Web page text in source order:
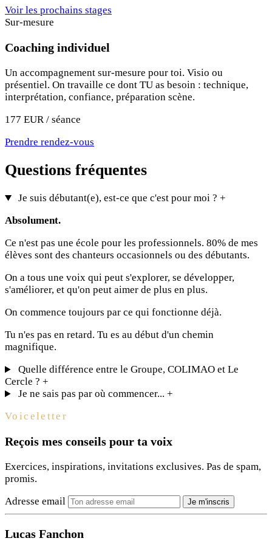
Voir les prochains stages
Sur-mesure
Coaching individuel
Un accompagnement sur-mesure pour toi. Visio ou
présentiel. On travaille ce dont TU as besoin : technique,
interprétation, confiance, préparation scène.
177 EUR / séance
Prendre rendez-vous
Questions fréquentes
Je suis débutant(e), est-ce que c'est pour moi ?+
Absolument.
Ce n'est pas une école pour les professionnels. 80% de mes
élèves sont des chanteurs occasionnels ou des débutants.
On a tous une voix qui peut s'explorer, se développer,
s'améliorer, et qu'on peut aimer de plus en plus.
On commence toujours par ce qui fonctionne déjà.
Tu n'es pas en retard. Tu es au début d'un chemin
magnifique.
Quelle différence entre le Groupe, COLIMAO et Le
Cercle ? +
Je ne sais pas par où commencer...+
Voiceletter
Reçois mes conseils pour ta voix
Exercices, inspirations, invitations exclusives. Pas de spam,
promis.
Adresse email
Je m'inscris
Lucas Fanchon